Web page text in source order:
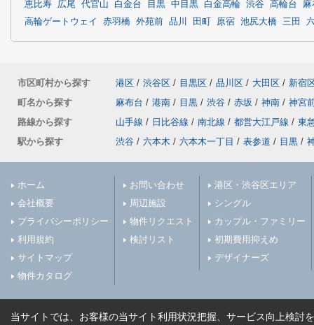
恵比寿 広尾 代官山 白金台 目黒 中目黒 白金高輪 渋谷 高輪台
麻
高輪ゲートウェイ
赤羽橋 外苑前 品川 田町 原宿 池尻大橋 三田
市区町村から探す 港区 / 渋谷区 / 目黒区 / 品川区 / 大田区 / 新宿
町名から探す
麻布台 / 港南 / 目黒 / 渋谷 / 赤坂 / 神南 / 神宮
路線から探す
山手線 / 日比谷線 / 南北線 / 都営大江戸線 / 東
駅から探す
渋谷 / 六本木 / 六本木一丁目 / 表参道 / 目黒 /
ホーム
会社概要
プライバシーポリシー
利用規約
サイトマップ
物件カタログ
お問い合わせ
周辺施設
物件リクエスト
検討リスト
港区・渋谷区エリア
シングル
カップル・ファミリー
初期費用抑えめ
デザイナーズ
当サイトでは、お客様の当サイト利用状況把握、サービス向上検討